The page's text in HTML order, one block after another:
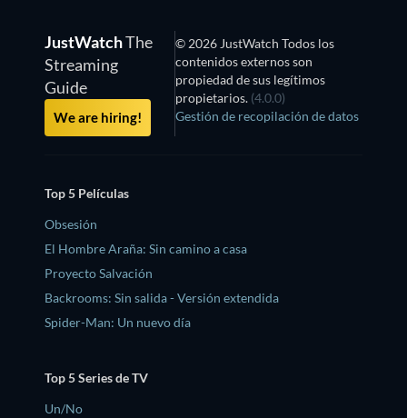
JustWatchThe
Streaming
Guide
We are hiring!
© 2026 JustWatch Todos los
contenidos externos son
propiedad de sus legítimos
propietarios. (4.0.0)
Gestión de recopilación de datos
Top 5 Películas
Obsesión
El Hombre Araña: Sin camino a casa
Proyecto Salvación
Backrooms: Sin salida - Versión extendida
Spider-Man: Un nuevo día
Top 5 Series de TV
Un/No